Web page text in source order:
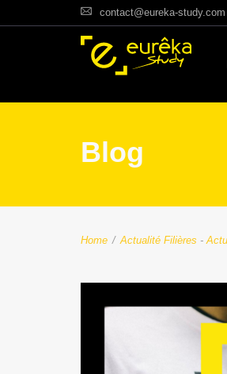
contact@eureka-study.com
Blog
Home / Actualité Filières -